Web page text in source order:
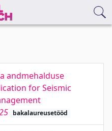
andmehalduse
for Seismic
bakalaureusetööd